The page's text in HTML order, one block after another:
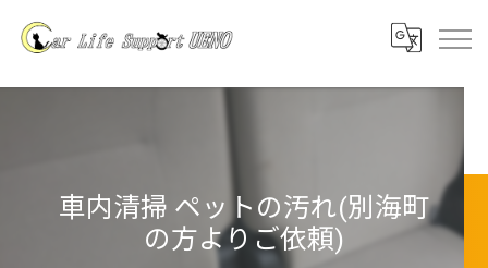
車内清掃 ペットの汚れ(別海町
の方よりご依頼)